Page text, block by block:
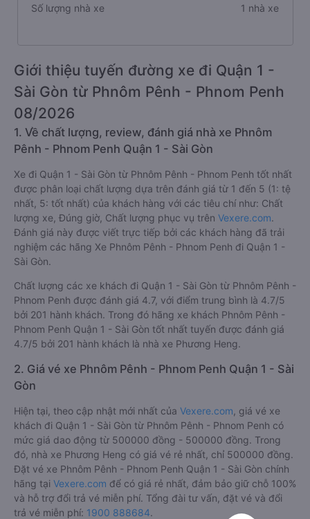
Số lượng nhà xe 1 nhà xe
Giới thiệu tuyến đường xe đi Quận 1 -
Sài Gòn từ Phnôm Pênh - Phnom Penh
08/2026
1. Về chất lượng, review, đánh giá nhà xe Phnôm
Pênh - Phnom Penh Quận 1 - Sài Gòn
Xe đi Quận 1 - Sài Gòn từ Phnôm Pênh - Phnom Penh tốt nhất
được phân loại chất lượng dựa trên đánh giá từ 1 đến 5 (1: tệ
nhất, 5: tốt nhất) của khách hàng với các tiêu chí như: Chất
lượng xe, Đúng giờ, Chất lượng phục vụ trên Vexere.com.
Đánh giá này được viết trực tiếp bởi các khách hàng đã trải
nghiệm các hãng Xe Phnôm Pênh - Phnom Penh đi Quận 1 -
Sài Gòn.
Chất lượng các xe khách đi Quận 1 - Sài Gòn từ Phnôm Pênh -
Phnom Penh được đánh giá 4.7, với điểm trung bình là 4.7/5
bởi 201 hành khách. Trong đó hãng xe khách Phnôm Pênh -
Phnom Penh Quận 1 - Sài Gòn tốt nhất tuyến được đánh giá
4.7/5 bởi 201 hành khách là nhà xe Phương Heng.
2. Giá vé xe Phnôm Pênh - Phnom Penh Quận 1 - Sài
Gòn
Hiện tại, theo cập nhật mới nhất của Vexere.com , giá vé xe
khách đi Quận 1 - Sài Gòn từ Phnôm Pênh - Phnom Penh có
mức giá dao động từ 500000 đồng - 500000 đồng. Trong
đó, nhà xe Phương Heng có giá vé rẻ nhất, chỉ 500000 đồng.
Đặt vé xe Phnôm Pênh - Phnom Penh Quận 1 - Sài Gòn chính
hãng tại Vexere.com để có giá rẻ nhất, đảm bảo giữ chỗ 100%
và hỗ trợ đổi trả vé miễn phí. Tổng đài tư vấn, đặt vé và đổi
trả vé miễn phí: 1900 888684.